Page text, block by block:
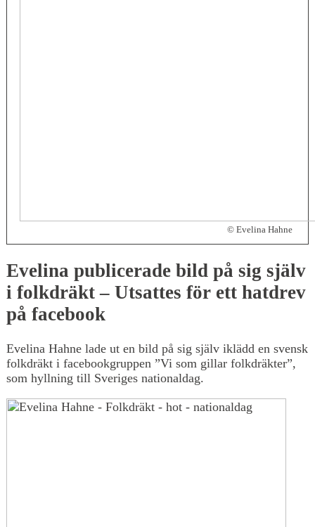
© Evelina Hahne
Evelina publicerade bild på sig själv
i folkdräkt – Utsattes för ett hatdrev
på facebook
Evelina Hahne lade ut en bild på sig själv iklädd en svensk
folkdräkt i facebookgruppen ”Vi som gillar folkdräkter”,
som hyllning till Sveriges nationaldag.